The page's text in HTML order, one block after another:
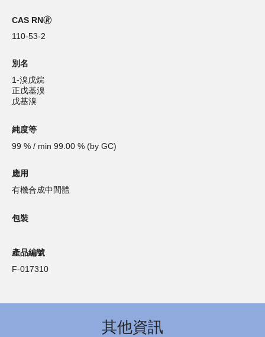
CAS RN🄬
110-53-2
別名
1-溴戊烷
正戊基溴
戊基溴
純度等
99 % / min 99.00 % (by GC)
應用
有機合成中間體
包裝
產品編號
F-017310
其他資訊